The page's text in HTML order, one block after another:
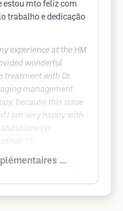
estou mto feliz com
trabalho e dedicação
experience at the HM
wonderful
treatment with Dr.
management
because this issue
I am very happy with
on
🤍
...